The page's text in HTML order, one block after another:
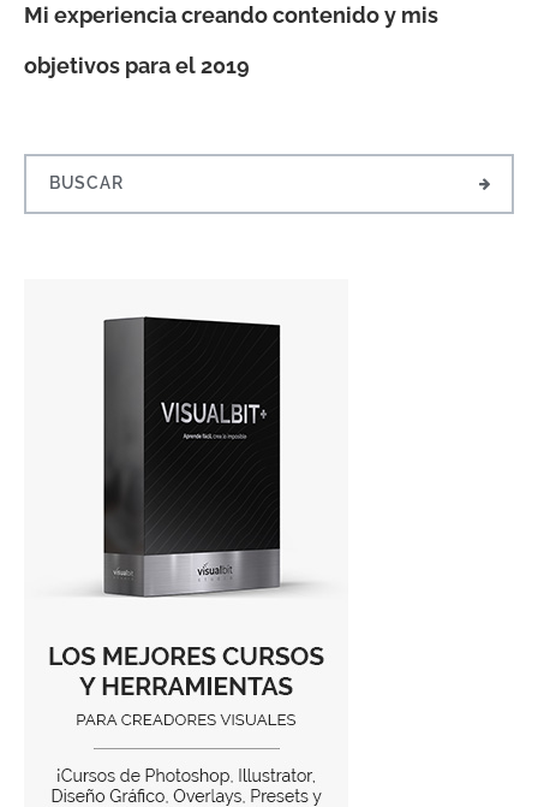
Mi experiencia creando contenido y mis
objetivos para el 2019